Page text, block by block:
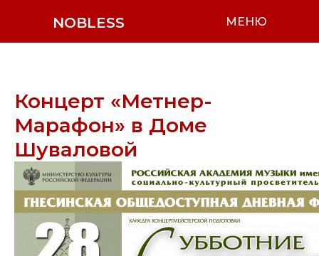
NOBLESS МЕНЮ
Концерт «Метнер-
Марафон» в Доме
Шуваловой